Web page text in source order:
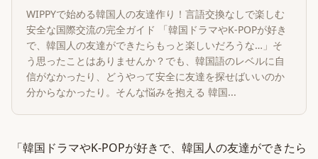
WIPPYで始める韓国人の友達作り！言語交換なしで楽しむ
安全な国際交流の完全ガイド 「韓国ドラマやK-POPが好き
で、韓国人の友達ができたらもっと楽しいだろうな…」そ
う思ったことはありませんか？でも、韓国語のレベルに自
信がなかったり、どうやって安全に友達を探せばいいのか
分からなかったり。そんな悩みを抱える 韓国...
「韓国ドラマやK-POPが好きで、韓国人の友達ができたら